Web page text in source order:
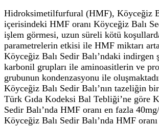
Hidroksimetilfurfural (HMF), Köyceğiz
içerisindeki HMF oranı Köyceğiz Balı
işlem görmesi, uzun süreli kötü
parametrelerin etkisi ile HMF miktarı
Köyceğiz Balı Sedir Balı’ndaki indirgen
karbonil grupları ile aminoasitlerin ve
grubunun kondenzasyonu ile
Köyceğiz Balı Sedir Balı’nın tazeliğin
Türk Gıda Kodeksi Bal Tebliği’ne göre
Sedir Balı’nda HMF oranı en fazla
Köyceğiz Balı Sedir Balı’nda HMF